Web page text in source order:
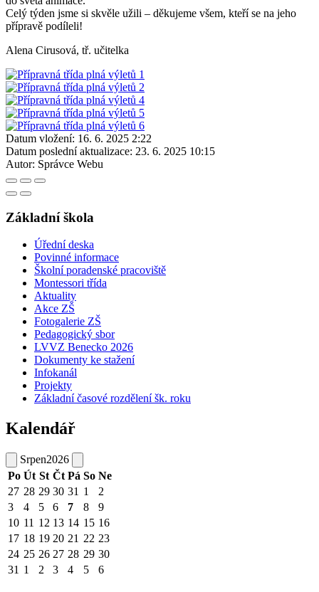
Celý týden jsme si skvěle užili – děkujeme všem, kteří se na jeho
přípravě podíleli!
Alena Cirusová, tř. učitelka
Datum vložení: 16. 6. 2025 2:22
Datum poslední aktualizace: 23. 6. 2025 10:15
Autor: Správce Webu
Základní škola
Úřední deska
Povinné informace
Školní poradenské pracoviště
Montessori třída
Aktuality
Akce ZŠ
Fotogalerie ZŠ
Pedagogický sbor
LVVZ Benecko 2026
Dokumenty ke stažení
Infokanál
Projekty
Základní časové rozdělení šk. roku
Kalendář
Srpen2026
Po Út St Čt Pá So Ne
27 28 29 30 31 1
2
3
4 5 6 7 8
9
10 11 12 13 14 15 16
17 18 19 20 21 22 23
24 25 26 27 28 29 30
31 1 2 3 4 5 6